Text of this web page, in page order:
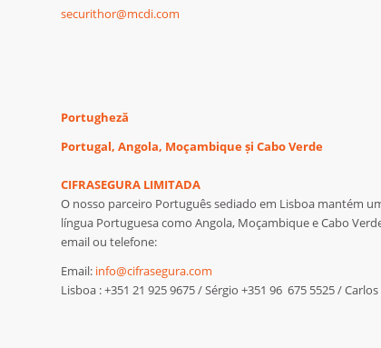
securithor@mcdi.com
Portugheză
Portugal, Angola, Moçambique și Cabo Verde
CIFRASEGURA LIMITADA
O nosso parceiro Português sediado em Lisboa mantém
língua Portuguesa como Angola, Moçambique e Cabo
email ou telefone:
Email: info@cifrasegura.com
Lisboa : +351 21 925 9675 / Sérgio +351 96 675 5525 /